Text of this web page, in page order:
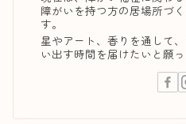
障がいを持つ方の居場所づ
す。
星やアート、香りを通して
い出す時間を届けたいと願っ